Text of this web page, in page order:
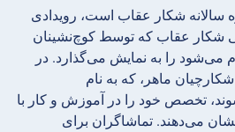
سالانه شکار عقاب است، رویدادی
شکار عقاب که توسط کوچ‌نشینان
می‌شود را به نمایش می‌گذارد. در
ماهر، که به نام
تخصص خود را در آموزش و کار با
می‌دهند. تماشاگران برای